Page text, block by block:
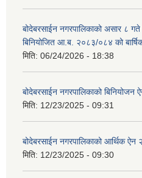
बोदेबरसाईन नगरपालिकाको असार ८
बिनियोजित आ.ब. २०८३/०८४ को
मिति: 06/24/2026 - 18:38
बोदेबरसाईन नगरपालिकाको बिनियोजन
मिति: 12/23/2025 - 09:31
बोदेबरसाईन नगरपालिकाको आर्थिक ऐन
मिति: 12/23/2025 - 09:30